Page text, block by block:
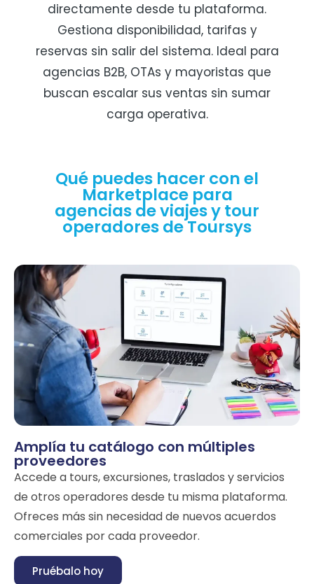
directamente desde tu plataforma.
Gestiona disponibilidad, tarifas y
reservas sin salir del sistema. Ideal para
agencias B2B, OTAs y mayoristas que
buscan escalar sus ventas sin sumar
carga operativa.
Qué puedes hacer con el
Marketplace para
agencias de viajes y tour
operadores de Toursys
Amplía tu catálogo con múltiples
proveedores
Accede a tours, excursiones, traslados y servicios
de otros operadores desde tu misma plataforma.
Ofreces más sin necesidad de nuevos acuerdos
comerciales por cada proveedor.
Pruébalo hoy